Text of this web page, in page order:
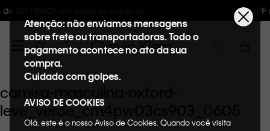
10%OFF na primeira compra :
Atenção: não enviamos mensagens
sobre frete ou transportadoras. Todo o
pagamento acontece no ato da sua
compra.
Cuidado com golpes.
AVISO DE COOKIES
Olá, este é o nosso Aviso de Cookies. Quando você visita
camisa-masculina-oxford-
leve_verde_cm4pw03cs903_0605